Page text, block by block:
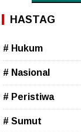
HASTAG
# Hukum
# Nasional
# Peristiwa
# Sumut